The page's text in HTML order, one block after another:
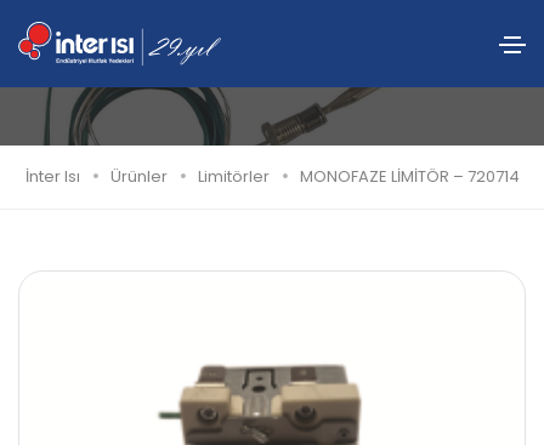
MONOFAZE LİMİTÖR – 720714
İnter Isı Ürünler Limitörler MONOFAZE LİMİTÖR – 720714